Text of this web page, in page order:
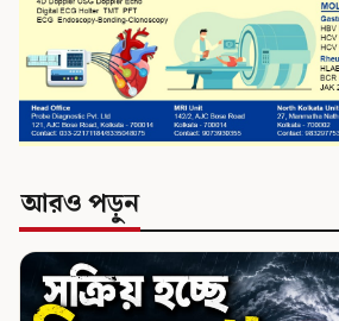
আরও পড়ুন